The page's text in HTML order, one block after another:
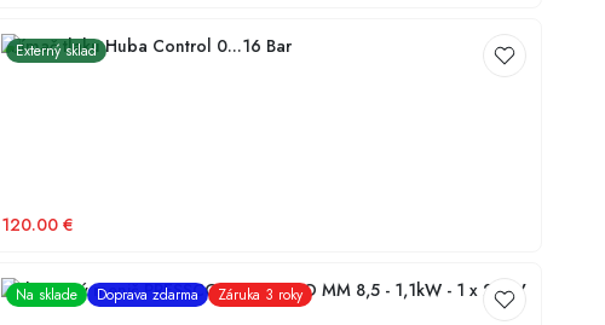
Externý sklad
Snímač tlaku Huba Control 0...16 Bar
120.00 €
Na sklade Doprava zdarma Záruka 3 roky
Frekvenčný menič PRESSCONTROL EVO MM 8,5 - 1,1kW - 1 x 230V